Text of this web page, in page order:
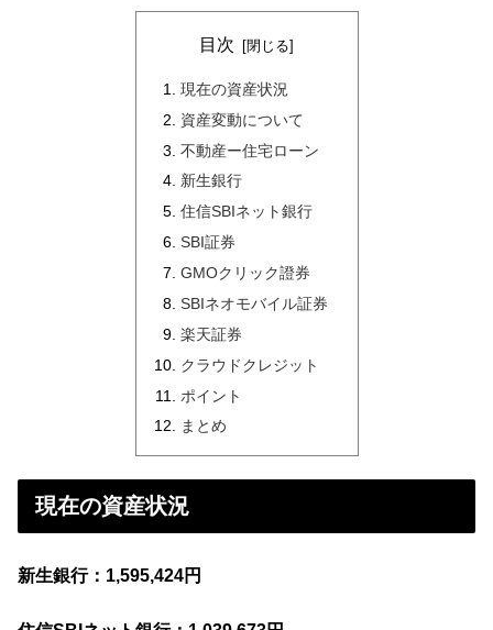
目次
現在の資産状況
資産変動について
不動産ー住宅ローン
新生銀行
住信SBIネット銀行
SBI証券
GMOクリック證券
SBIネオモバイル証券
楽天証券
クラウドクレジット
ポイント
まとめ
現在の資産状況
新生銀行：1,595,424円